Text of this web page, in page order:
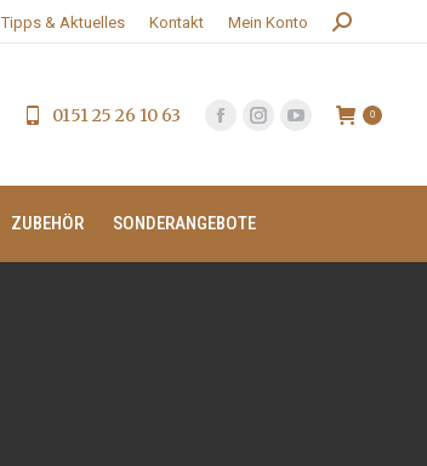
Tipps & Aktuelles Kontakt Mein Konto Search:
0151 25 26 10 63 0
ZUBEHÖR SONDERANGEBOTE